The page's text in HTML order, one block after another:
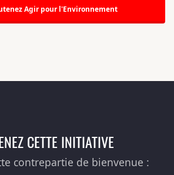
Agir pour l'Environnement
CETTE INITIATIVE
contrepartie de bienvenue :